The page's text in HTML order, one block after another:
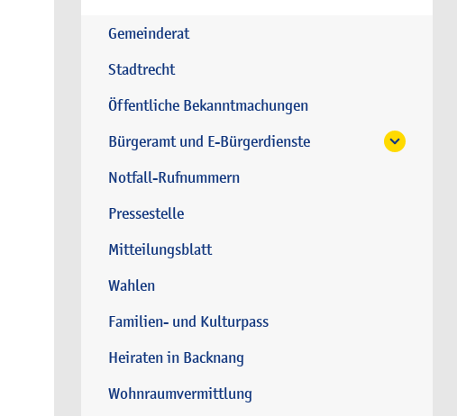
Gemeinderat
Stadtrecht
Öffentliche Bekanntmachungen
Bürgeramt und E-Bürgerdienste
Notfall-Rufnummern
Pressestelle
Mitteilungsblatt
Wahlen
Familien- und Kulturpass
Heiraten in Backnang
Wohnraumvermittlung